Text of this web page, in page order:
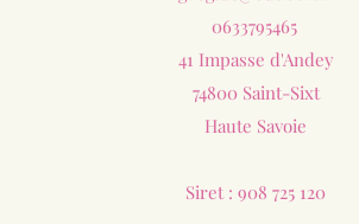
0633795465
41 Impasse d'Andey
74800 Saint-Sixt
Haute Savoie
Siret : 908 725 120